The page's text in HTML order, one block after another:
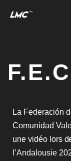
La Federación
Comunidad
une vidéo lors
l’Andalousie